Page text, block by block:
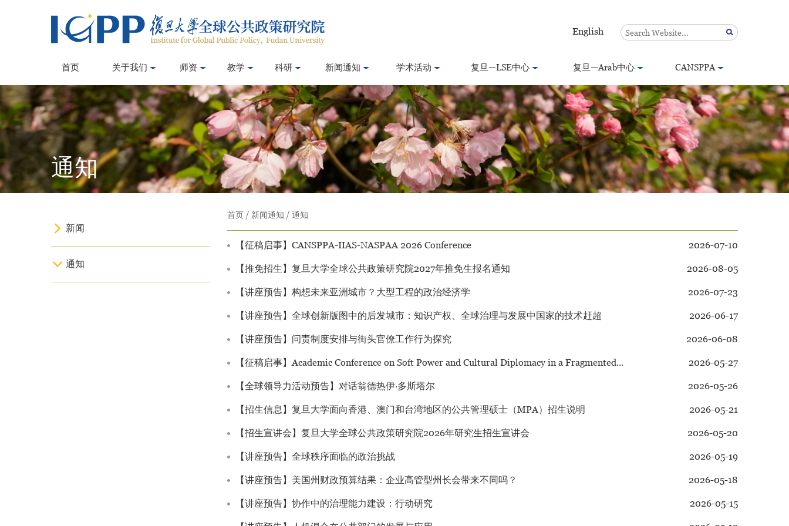
English
首页 关于我们 师资 教学 科研 新闻通知 学术活动 复旦—LSE中心 复旦—Arab中心 CANSPPA
通知
新闻
通知
首页 / 新闻通知 / 通知
【征稿启事】CANSPPA-IIAS-NASPAA 2026 Conference 2026-07-10
【推免招生】复旦大学全球公共政策研究院2027年推免生报名通知 2026-08-05
【讲座预告】构想未来亚洲城市？大型工程的政治经济学 2026-07-23
【讲座预告】全球创新版图中的后发城市：知识产权、全球治理与发展中国家的技术赶超 2026-06-17
【讲座预告】问责制度安排与街头官僚工作行为探究 2026-06-08
【征稿启事】Academic Conference on Soft Power and Cultural Diplomacy in a Fragmented... 2026-05-27
【全球领导力活动预告】对话翁德热伊·多斯塔尔 2026-05-26
【招生信息】复旦大学面向香港、澳门和台湾地区的公共管理硕士（MPA）招生说明 2026-05-21
【招生宣讲会】复旦大学全球公共政策研究院2026年研究生招生宣讲会 2026-05-20
【讲座预告】全球秩序面临的政治挑战 2026-05-19
【讲座预告】美国州财政预算结果：企业高管型州长会带来不同吗？ 2026-05-18
【讲座预告】协作中的治理能力建设：行动研究 2026-05-15